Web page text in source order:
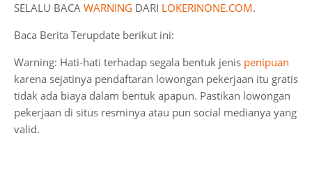
SELALU BACA WARNING DARI LOKERINONE.COM.
Baca Berita Terupdate berikut ini:
Warning: Hati-hati terhadap segala bentuk jenis penipuan
karena sejatinya pendaftaran lowongan pekerjaan itu gratis
tidak ada biaya dalam bentuk apapun. Pastikan lowongan
pekerjaan di situs resminya atau pun social medianya yang
valid.